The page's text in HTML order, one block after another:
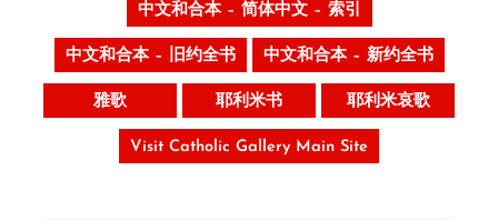
中文和合本 – 简体中文 – 索引
中文和合本 – 旧约全书 中文和合本 – 新约全书
雅歌 耶利米书 耶利米哀歌
Visit Catholic Gallery Main Site